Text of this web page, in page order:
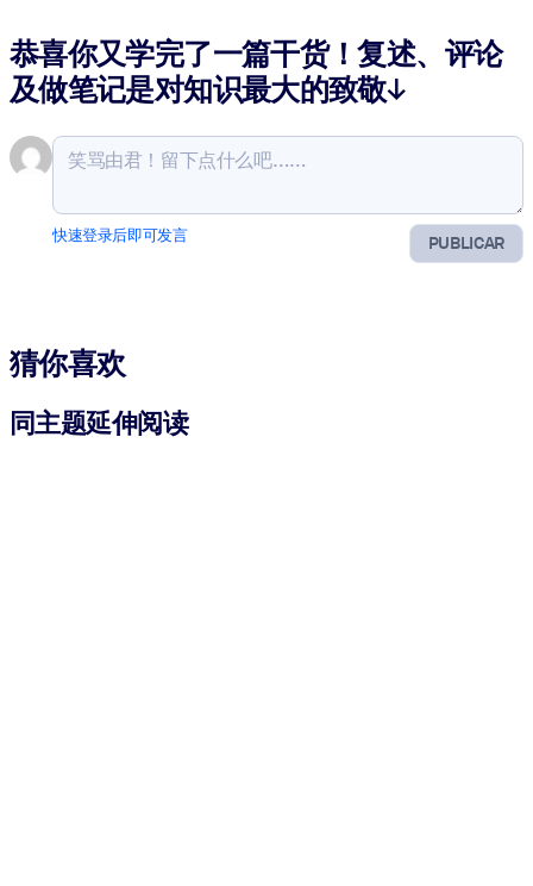
恭喜你又学完了一篇干货！复述、评论
及做笔记是对知识最大的致敬↓
PUBLICAR
快速登录后即可发言
猜你喜欢
同主题延伸阅读